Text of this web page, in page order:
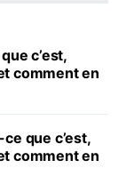
c’est,
comment en
que c’est,
comment en